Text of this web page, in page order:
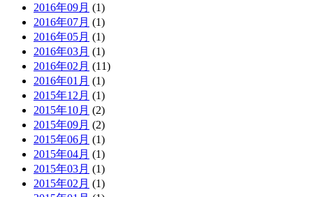
2016年09月 (1)
2016年07月 (1)
2016年05月 (1)
2016年03月 (1)
2016年02月 (11)
2016年01月 (1)
2015年12月 (1)
2015年10月 (2)
2015年09月 (2)
2015年06月 (1)
2015年04月 (1)
2015年03月 (1)
2015年02月 (1)